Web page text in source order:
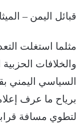
قبائل اليمن –
مثلما استغلت
والخلافات
برياح ما عرف